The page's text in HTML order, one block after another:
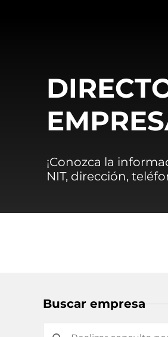
¡Conozca la
NIT, dirección,
Buscar empresa